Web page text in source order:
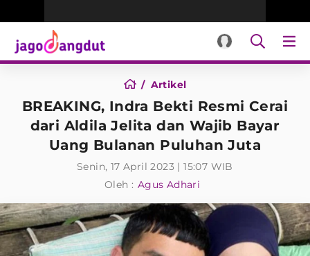
Artikel
BREAKING, Indra Bekti Resmi Cerai
dari Aldila Jelita dan Wajib Bayar
Uang Bulanan Puluhan Juta
Senin, 17 April 2023 | 15:07 WIB
Oleh : Agus Adhari